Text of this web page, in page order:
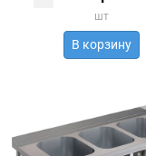
шт
В корзину